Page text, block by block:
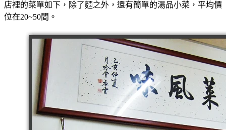
店裡的菜單如下，除了麵之外，還有簡單的湯品小菜，平均價
位在20~50間。